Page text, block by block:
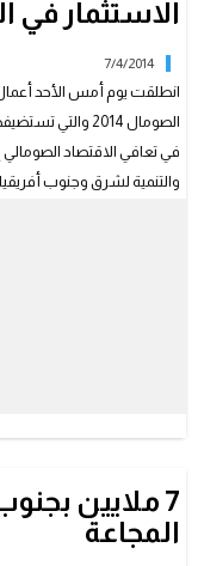
الاستثمار في
7/4/2014
انطلقت يوم أمس الأحد
الصومال 2014
في تعافي الاقتصاد
والتنمية لشرق وجنوب
7 ملايين
المجاعة